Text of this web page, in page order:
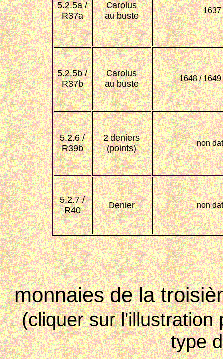
5.2.5a /
R37a
Carolus
au buste
1637
5.2.5b /
R37b
Carolus
au buste
1648 / 1649
5.2.6 /
R39b
2 deniers
(points)
non
5.2.7 /
R40
Denier non
monnaies de la
(cliquer sur l'illustration
type